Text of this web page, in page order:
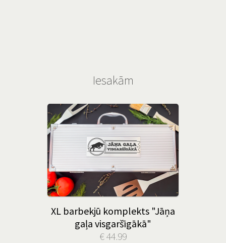
Iesakām
XL barbekjū komplekts "Jāņa
gaļa visgaršīgākā"
€ 44.99